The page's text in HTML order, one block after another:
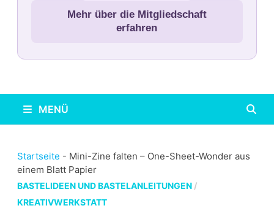
Mehr über die Mitgliedschaft
erfahren
MENÜ
Startseite - Mini-Zine falten – One-Sheet-Wonder aus
einem Blatt Papier
BASTELIDEEN UND BASTELANLEITUNGEN/
KREATIVWERKSTATT